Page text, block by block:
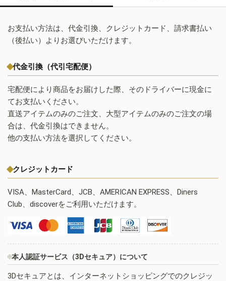
お支払い方法は、代金引換、クレジットカード、請求書払い
（後払い）よりお選びいただけます。
代金引換（代引宅配便）
宅配便により商品をお届けした際、そのドライバーに現金に
てお支払いください。
直送アイテムのみのご注文、大型アイテムのみのご注文の場
合は、代金引換はできません。
他の支払い方法を選択してください。
クレジットカード
VISA、MasterCard、JCB、AMERICAN EXPRESS、Diners
Club、discoverをご利用いただけます。
本人認証サービス（3Dセキュア）について
3Dセキュアとは、インターネットショッピングでのクレジッ